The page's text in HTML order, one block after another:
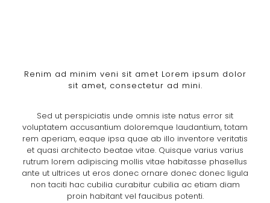
Renim ad minim veni sit amet Lorem ipsum dolor
sit amet, consectetur ad mini.
Sed ut perspiciatis unde omnis iste natus error sit
voluptatem accusantium doloremque laudantium, totam
rem aperiam, eaque ipsa quae ab illo inventore veritatis
et quasi architecto beatae vitae. Quisque varius varius
rutrum lorem adipiscing mollis vitae habitasse phasellus
ante ut ultrices ut eros donec ornare donec donec ligula
non taciti hac cubilia curabitur cubilia ac etiam diam
proin habitant vel faucibus potenti.